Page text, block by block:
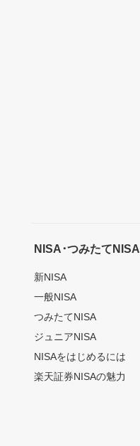
NISA･つみたてNISA
新NISA
一般NISA
つみたてNISA
ジュニアNISA
NISAをはじめるには
楽天証券NISAの魅力